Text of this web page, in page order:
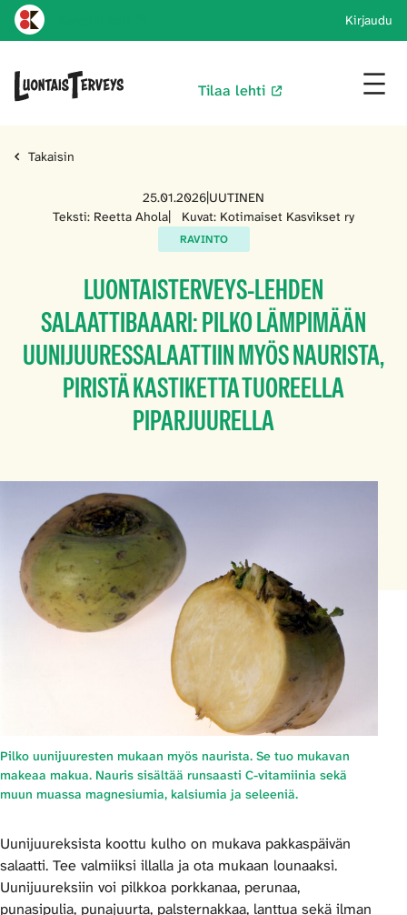
Kirjaudu
Tilaa lehti
Takaisin
25.01.2026 UUTINEN
Teksti: Reetta Ahola
Kuvat: Kotimaiset Kasvikset ry
RAVINTO
LUONTAISTERVEYS-LEHDEN
SALAATTIBAAARI: PILKO LÄMPIMÄÄN
UUNIJUURESSALAATTIIN MYÖS NAURISTA,
PIRISTÄ KASTIKETTA TUOREELLA
PIPARJUURELLA
Pilko uunijuuresten mukaan myös naurista. Se tuo mukavan
makeaa makua. Nauris sisältää runsaasti C-vitamiinia sekä
muun muassa magnesiumia, kalsiumia ja seleeniä.
Uunijuureksista koottu kulho on mukava pakkaspäivän
salaatti. Tee valmiiksi illalla ja ota mukaan lounaaksi.
Uunijuureksiin voi pilkkoa porkkanaa, perunaa,
punasipulia, punajuurta, palsternakkaa, lanttua sekä ilman